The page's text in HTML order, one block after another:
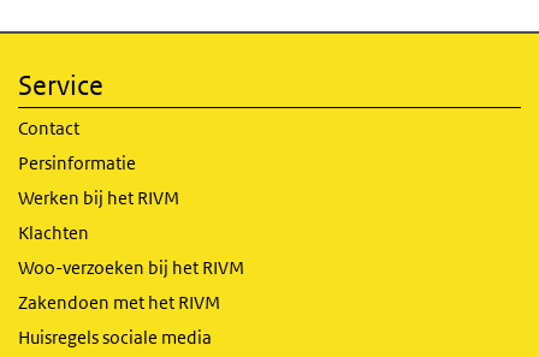
Service
Contact
Persinformatie
Werken bij het RIVM
Klachten
Woo-verzoeken bij het RIVM
Zakendoen met het RIVM
Huisregels sociale media